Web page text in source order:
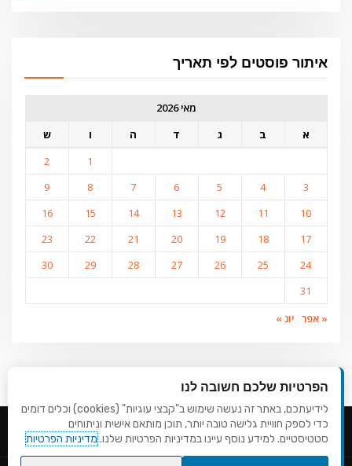
איתור פוסטים לפי תאריך
מאי 2026
א
ב ג ד ה ו
ש
1
2
3
4
5
6
7
8
9
10
11
12
13
14
15
16
17
18
19
20
21
22
23
24
25
26
27
28
29
30
31
« אפר יונ »
הפרטיות שלכם חשובה לנו
לידיעתכם, באתר זה נעשה שימוש ב"קבצי עוגיות" (cookies) וכלים דומים
כדי לספק חוויית גלישה טובה יותר, תוכן מותאם אישית וניתוחים
סטטיסטיים. למידע נוסף עיינו במדיניות הפרטיות שלנו.מדיניות הפרטיות